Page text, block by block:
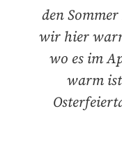
den
wir hier
wo es im
warm